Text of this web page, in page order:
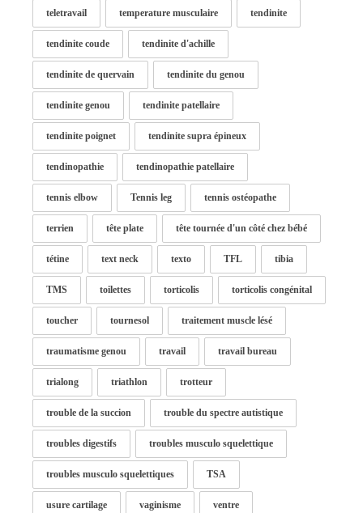
teletravail temperature musculaire tendinite
tendinite coude tendinite d'achille
tendinite de quervain tendinite du genou
tendinite genou tendinite patellaire
tendinite poignet tendinite supra épineux
tendinopathie tendinopathie patellaire
tennis elbow Tennis leg tennis ostéopathe
terrien tête plate tête tournée d'un côté chez bébé
tétine text neck texto TFL tibia
TMS toilettes torticolis torticolis congénital
toucher tournesol traitement muscle lésé
traumatisme genou travail travail bureau
trialong triathlon trotteur
trouble de la succion trouble du spectre autistique
troubles digestifs troubles musculo squelettique
troubles musculo squelettiques TSA
usure cartilage vaginisme ventre